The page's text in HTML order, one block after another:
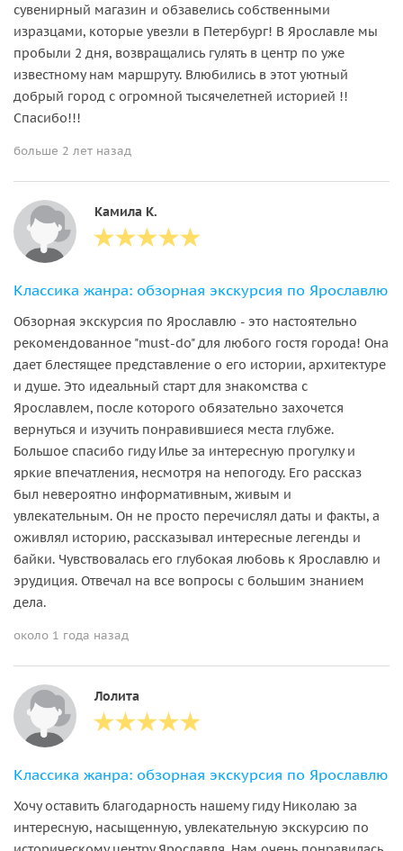
сувенирный магазин и обзавелись собственными
изразцами, которые увезли в Петербург! В Ярославле мы
пробыли 2 дня, возвращались гулять в центр по уже
известному нам маршруту. Влюбились в этот уютный
добрый город с огромной тысячелетней историей !!
Спасибо!!!
больше 2 лет назад
Камила К.
Классика жанра: обзорная экскурсия по Ярославлю
Обзорная экскурсия по Ярославлю - это настоятельно
рекомендованное "must-do" для любого гостя города! Она
дает блестящее представление о его истории, архитектуре
и душе. Это идеальный старт для знакомства с
Ярославлем, после которого обязательно захочется
вернуться и изучить понравившиеся места глубже.
Большое спасибо гиду Илье за интересную прогулку и
яркие впечатления, несмотря на непогоду. Его рассказ
был невероятно информативным, живым и
увлекательным. Он не просто перечислял даты и факты, а
оживлял историю, рассказывал интересные легенды и
байки. Чувствовалась его глубокая любовь к Ярославлю и
эрудиция. Отвечал на все вопросы с большим знанием
дела.
около 1 года назад
Лолита
Классика жанра: обзорная экскурсия по Ярославлю
Хочу оставить благодарность нашему гиду Николаю за
интересную, насыщенную, увлекательную экскурсию по